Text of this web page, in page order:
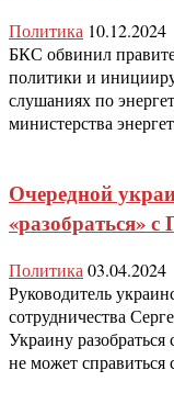
Политика 10.12.2024
БКС обвинил
политики и
слушаниях по
министерства
Очередной
«разобраться»
Политика 03.04.2024
Руководитель
сотрудничества
Украину
не может справиться